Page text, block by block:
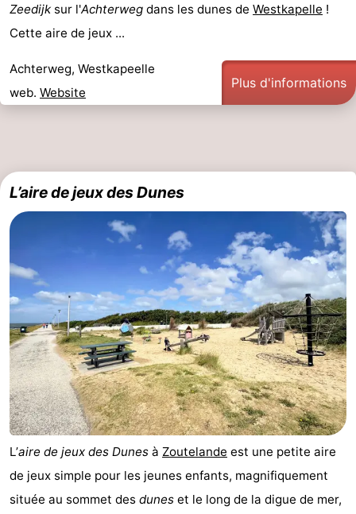
Galeries
-
Phares
-
de
vue
-
Terrains
de
jeux
-
Aires
de
jeux
intérieures
-
Bowling
Centres
de
bien-
être
Villages
&
villes
Nature
Visites
Zeedijk sur l'Achterweg dans les dunes de Westkapelle !
Cette aire de jeux ...
Achterweg, Westkapeelle
web. Website
Plus d'informations
L’aire de jeux des Dunes
L’aire de jeux des Dunes à Zoutelande est une petite aire
de jeux simple pour les jeunes enfants, magnifiquement
située au sommet des dunes et le long de la digue de mer,